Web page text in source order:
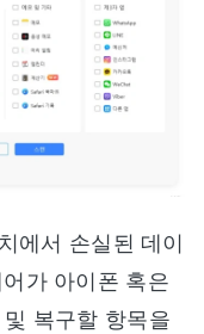
에서 손실된 데이
가 아이폰 혹은
복구할 항목을